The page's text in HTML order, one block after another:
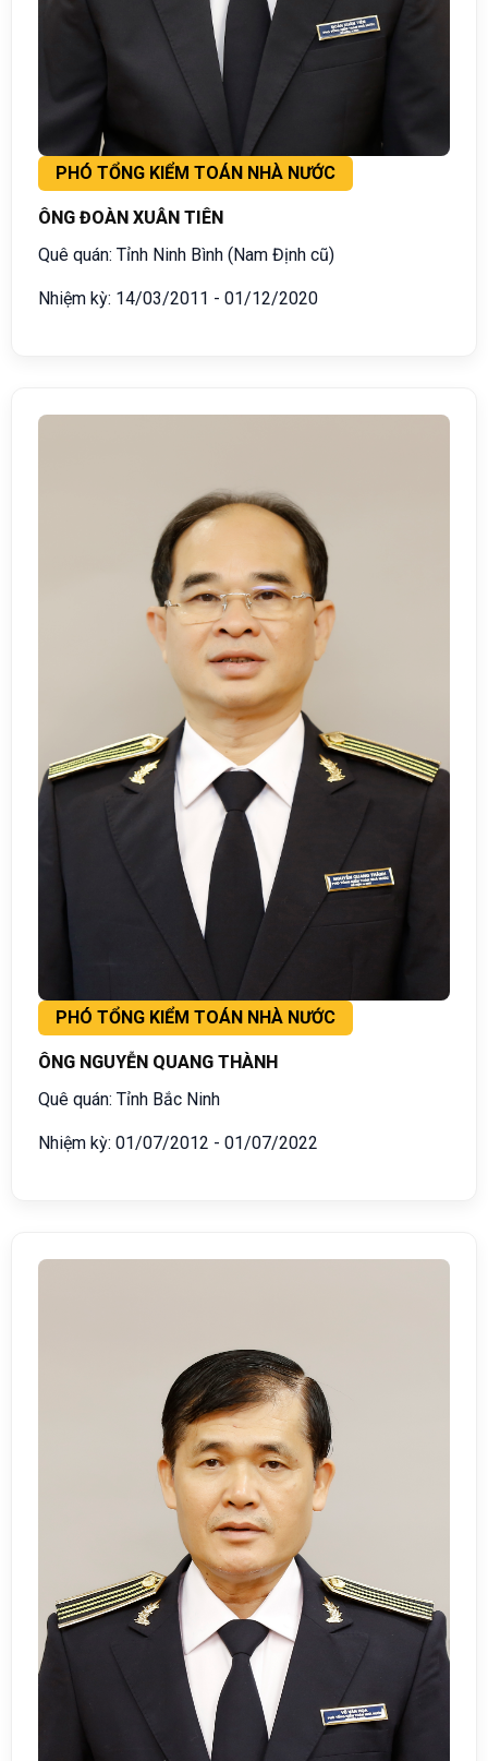
PHÓ TỔNG KIỂM TOÁN NHÀ NƯỚC
ÔNG ĐOÀN XUÂN TIÊN
Quê quán: Tỉnh Ninh Bình (Nam Định cũ)
Nhiệm kỳ: 14/03/2011 - 01/12/2020
PHÓ TỔNG KIỂM TOÁN NHÀ NƯỚC
ÔNG NGUYỄN QUANG THÀNH
Quê quán: Tỉnh Bắc Ninh
Nhiệm kỳ: 01/07/2012 - 01/07/2022